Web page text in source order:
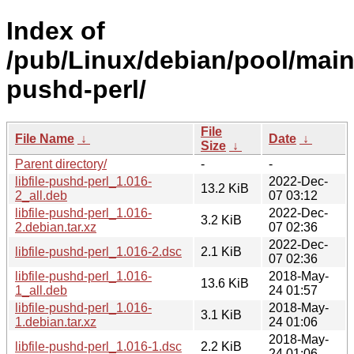
Index of
/pub/Linux/debian/pool/
pushd-perl/
File Name ↓
File
Size ↓
Date ↓
Parent directory/
-
-
libfile-pushd-perl_1.016-
2_all.deb
13.2 KiB
2022-Dec-
07 03:12
libfile-pushd-perl_1.016-
2.debian.tar.xz
3.2 KiB
2022-Dec-
07 02:36
libfile-pushd-perl_1.016-2.dsc
2.1 KiB
2022-Dec-
07 02:36
libfile-pushd-perl_1.016-
1_all.deb
13.6 KiB
2018-May-
24 01:57
libfile-pushd-perl_1.016-
1.debian.tar.xz
3.1 KiB
2018-May-
24 01:06
libfile-pushd-perl_1.016-1.dsc
2.2 KiB
2018-May-